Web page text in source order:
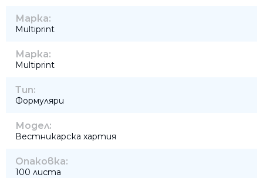
Марка:
Multiprint
Марка:
Multiprint
Тип:
Формуляри
Модел:
Вестникарска хартия
Опаковка:
100 листа